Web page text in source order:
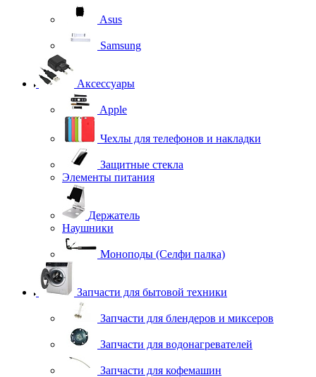
Asus
Samsung
Аксессуары
Apple
Чехлы для телефонов и накладки
Защитные стекла
Элементы питания
Держатель
Наушники
Моноподы (Селфи палка)
Запчасти для бытовой техники
Запчасти для блендеров и миксеров
Запчасти для водонагревателей
Запчасти для кофемашин